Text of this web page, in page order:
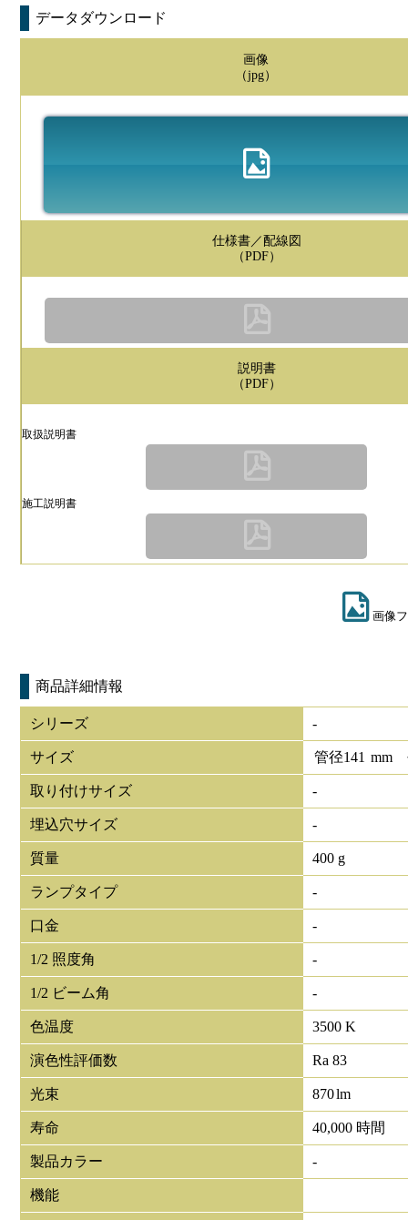
データダウンロード
画像
（jpg）
仕様書／配線図
（PDF）
説明書
（PDF）
取扱説明書
施工説明書
画像
商品詳細情報
シリーズ -
サイズ 管径141 mm
取り付けサイズ -
埋込穴サイズ -
質量 400 g
ランプタイプ -
口金 -
1/2 照度角 -
1/2 ビーム角 -
色温度 3500 K
演色性評価数 Ra 83
光束 870lm
寿命 40,000 時間
製品カラー -
機能